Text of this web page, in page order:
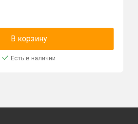
В корзину
Есть в наличии